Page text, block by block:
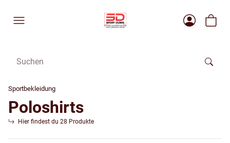
Sportbekleidung
Poloshirts
Hier findest du 28 Produkte